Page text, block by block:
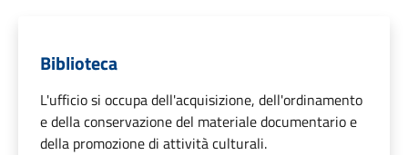
Biblioteca
L'ufficio si occupa dell'acquisizione, dell'ordinamento
e della conservazione del materiale documentario e
della promozione di attività culturali.